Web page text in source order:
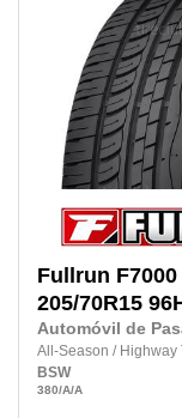
Fullrun F7000
205/70R15
Automóvil de
All-Season / Highway
BSW
380/A/A